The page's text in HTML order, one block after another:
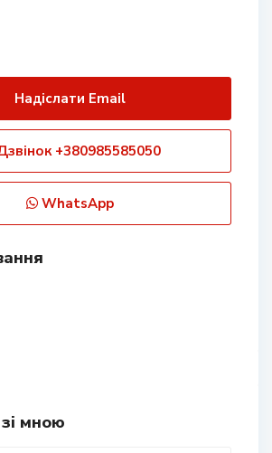
Надіслати Email
+380985585050
WhatsApp
мною